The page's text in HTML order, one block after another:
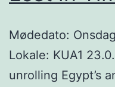
Mødedato:
Lokale: KUA1
unrolling Egypt’s